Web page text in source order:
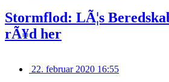
Stormflod: LÃ¦s
rÃ¥d her
22. februar 2020 16:55